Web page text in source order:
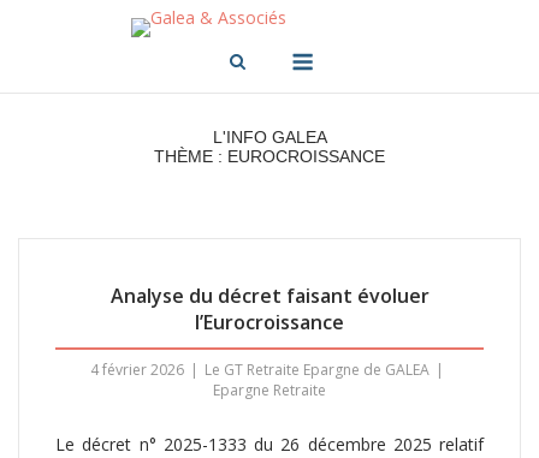
L'INFO GALEA
THÈME : EUROCROISSANCE
Analyse du décret faisant évoluer
l’Eurocroissance
4 février 2026
Le GT Retraite Epargne de GALEA
Epargne Retraite
Le décret n° 2025-1333 du 26 décembre 2025 relatif